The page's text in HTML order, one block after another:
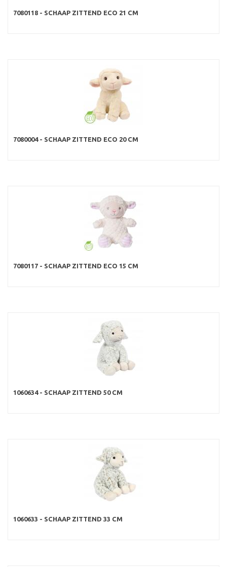
7080118 - SCHAAP ZITTEND ECO 21 CM
7080004 - SCHAAP ZITTEND ECO 20 CM
7080117 - SCHAAP ZITTEND ECO 15 CM
1060634 - SCHAAP ZITTEND 50 CM
1060633 - SCHAAP ZITTEND 33 CM